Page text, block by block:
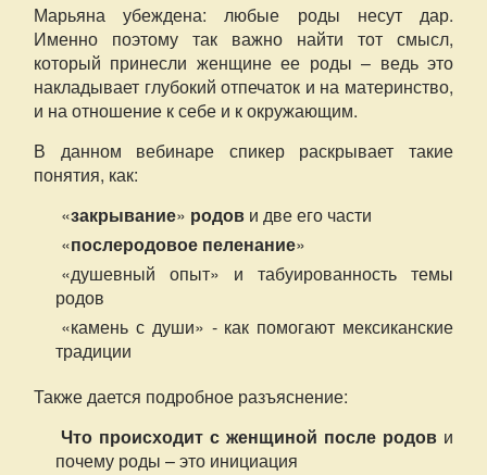
Марьяна убеждена: любые роды несут дар.
Именно поэтому так важно найти тот смысл,
который принесли женщине ее роды – ведь это
накладывает глубокий отпечаток и на материнство,
и на отношение к себе и к окружающим.
В данном вебинаре спикер раскрывает такие
понятия, как:
«закрывание» родов и две его части
«послеродовое пеленание»
«душевный опыт» и табуированность темы
родов
«камень с души» - как помогают мексиканские
традиции
Также дается подробное разъяснение:
Что происходит с женщиной после родов и
почему роды – это инициация